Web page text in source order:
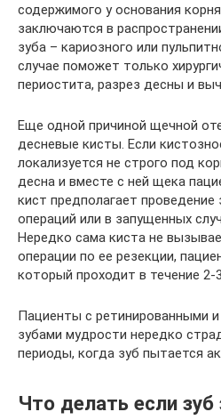
содержимого у основания
заключаются в
зуба – кариозного или
случае поможет только
периостита, разрез десны и
Еще одной причиной щечной
десневые кисты. Если
локализуется не строго под
десна и вместе с ней щека
кист предполагает
операций или в запущенных
Нередко сама киста не
операции по ее резекции,
который проходит в течение 2-
Пациенты с ретинированными
зубами мудрости нередко
периоды, когда зуб пытается
Что делать если зуб